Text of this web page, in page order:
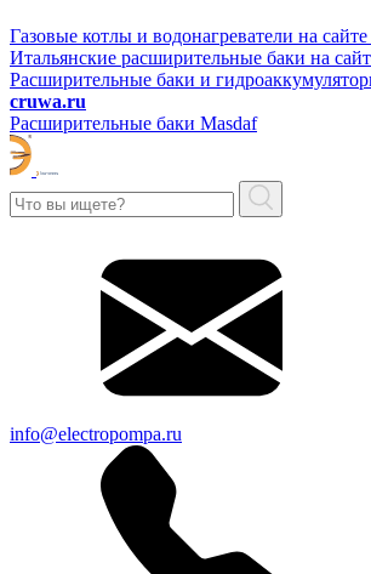
Газовые котлы и водонагреватели на сайте
Итальянские расширительные баки на
Расширительные баки и
cruwa.ru
Расширительные баки Masdaf
info@electropompa.ru